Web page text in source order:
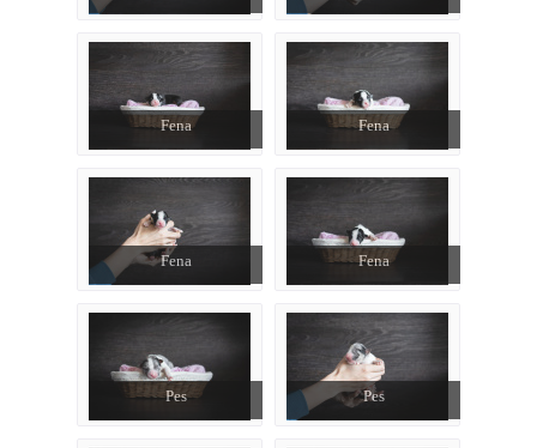
Fena Fena
Fena Fena
Pes Pes